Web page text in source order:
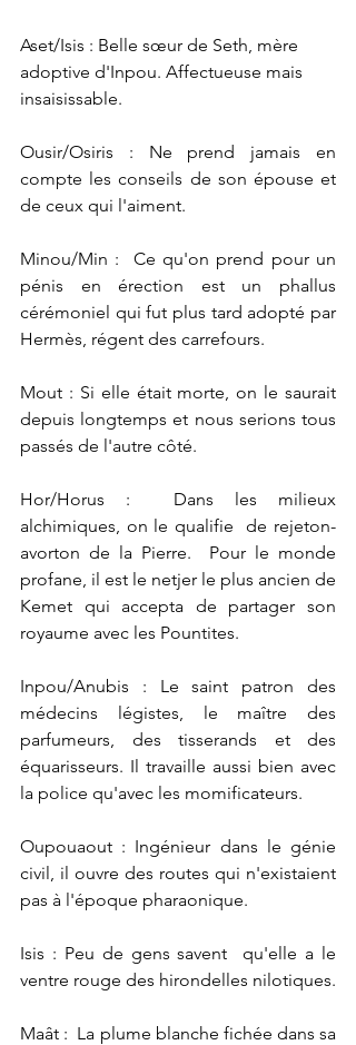
Aset/Isis : Belle sœur de Seth, mère
adoptive d'Inpou. Affectueuse mais
insaisissable.
Ousir/Osiris : Ne prend jamais en
compte les conseils de son épouse et
de ceux qui l'aiment.
Minou/Min :  Ce qu'on prend pour un
pénis en érection est un phallus
cérémoniel qui fut plus tard adopté par
Hermès, régent des carrefours.
Mout : Si elle était morte, on le saurait
depuis longtemps et nous serions tous
passés de l'autre côté.
Hor/Horus :  Dans les milieux
alchimiques, on le qualifie  de rejeton-
avorton de la Pierre.  Pour le monde
profane, il est le netjer le plus ancien de
Kemet qui accepta de partager son
royaume avec les Pountites.
Inpou/Anubis : Le saint patron des
médecins légistes, le maître des
parfumeurs, des tisserands et des
équarisseurs. Il travaille aussi bien avec
la police qu'avec les momificateurs.
Oupouaout : Ingénieur dans le génie
civil, il ouvre des routes qui n'existaient
pas à l'époque pharaonique.
Isis : Peu de gens savent  qu'elle a le
ventre rouge des hirondelles nilotiques.
Maât :  La plume blanche fichée dans sa